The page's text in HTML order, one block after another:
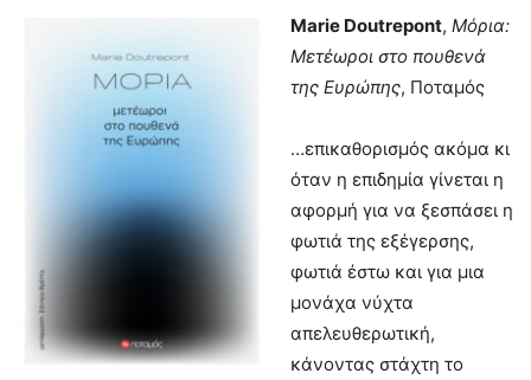
Marie Doutrepont, Μόρια:
Μετέωροι στο πουθενά
της Ευρώπης, Ποταμός
…επικαθορισμός ακόμα κι
όταν η επιδημία γίνεται η
αφορμή για να ξεσπάσει η
φωτιά της εξέγερσης,
φωτιά έστω και για μια
μονάχα νύχτα
απελευθερωτική,
κάνοντας στάχτη το